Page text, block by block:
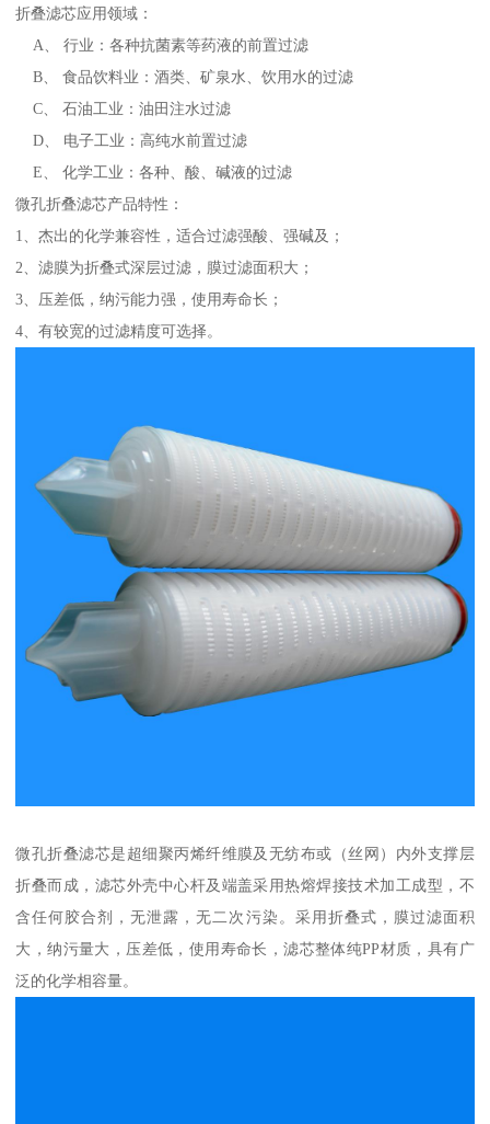
折叠滤芯应用领域：
A、 行业：各种抗菌素等药液的前置过滤
B、 食品饮料业：酒类、矿泉水、饮用水的过滤
C、 石油工业：油田注水过滤
D、 电子工业：高纯水前置过滤
E、 化学工业：各种、酸、碱液的过滤
微孔折叠滤芯产品特性：
1、杰出的化学兼容性，适合过滤强酸、强碱及；
2、滤膜为折叠式深层过滤，膜过滤面积大；
3、压差低，纳污能力强，使用寿命长；
4、有较宽的过滤精度可选择。
微孔折叠滤芯是超细聚丙烯纤维膜及无纺布或（丝网）内外支撑层
折叠而成，滤芯外壳中心杆及端盖采用热熔焊接技术加工成型，不
含任何胶合剂，无泄露，无二次污染。采用折叠式，膜过滤面积
大，纳污量大，压差低，使用寿命长，滤芯整体纯PP材质，具有广
泛的化学相容量。